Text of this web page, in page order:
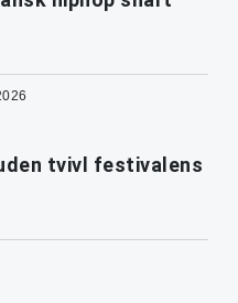
tvivl festivalens